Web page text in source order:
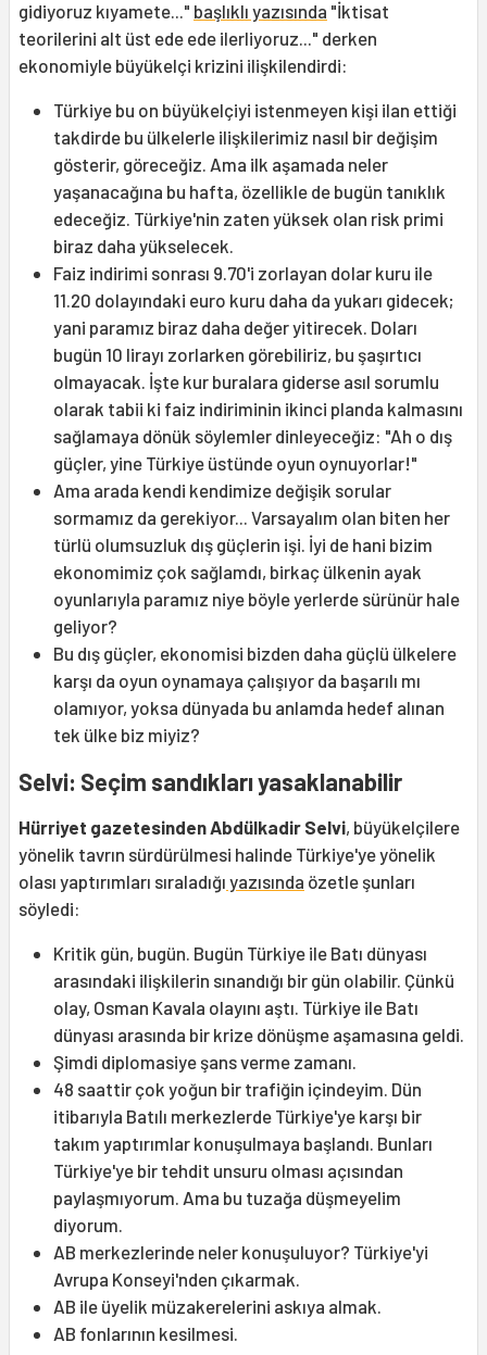
gidiyoruz kıyamete..." başlıklı yazısında "İktisat
teorilerini alt üst ede ede ilerliyoruz..." derken
ekonomiyle büyükelçi krizini ilişkilendirdi:
Türkiye bu on büyükelçiyi istenmeyen kişi ilan ettiği
takdirde bu ülkelerle ilişkilerimiz nasıl bir değişim
gösterir, göreceğiz. Ama ilk aşamada neler
yaşanacağına bu hafta, özellikle de bugün tanıklık
edeceğiz. Türkiye'nin zaten yüksek olan risk primi
biraz daha yükselecek.
Faiz indirimi sonrası 9.70'i zorlayan dolar kuru ile
11.20 dolayındaki euro kuru daha da yukarı gidecek;
yani paramız biraz daha değer yitirecek. Doları
bugün 10 lirayı zorlarken görebiliriz, bu şaşırtıcı
olmayacak. İşte kur buralara giderse asıl sorumlu
olarak tabii ki faiz indiriminin ikinci planda kalmasını
sağlamaya dönük söylemler dinleyeceğiz: "Ah o dış
güçler, yine Türkiye üstünde oyun oynuyorlar!"
Ama arada kendi kendimize değişik sorular
sormamız da gerekiyor... Varsayalım olan biten her
türlü olumsuzluk dış güçlerin işi. İyi de hani bizim
ekonomimiz çok sağlamdı, birkaç ülkenin ayak
oyunlarıyla paramız niye böyle yerlerde sürünür hale
geliyor?
Bu dış güçler, ekonomisi bizden daha güçlü ülkelere
karşı da oyun oynamaya çalışıyor da başarılı mı
olamıyor, yoksa dünyada bu anlamda hedef alınan
tek ülke biz miyiz?
Selvi: Seçim sandıkları yasaklanabilir
Hürriyet gazetesinden Abdülkadir Selvi, büyükelçilere
yönelik tavrın sürdürülmesi halinde Türkiye'ye yönelik
olası yaptırımları sıraladığı yazısında özetle şunları
söyledi:
Kritik gün, bugün. Bugün Türkiye ile Batı dünyası
arasındaki ilişkilerin sınandığı bir gün olabilir. Çünkü
olay, Osman Kavala olayını aştı. Türkiye ile Batı
dünyası arasında bir krize dönüşme aşamasına geldi.
Şimdi diplomasiye şans verme zamanı.
48 saattir çok yoğun bir trafiğin içindeyim. Dün
itibarıyla Batılı merkezlerde Türkiye'ye karşı bir
takım yaptırımlar konuşulmaya başlandı. Bunları
Türkiye'ye bir tehdit unsuru olması açısından
paylaşmıyorum. Ama bu tuzağa düşmeyelim
diyorum.
AB merkezlerinde neler konuşuluyor? Türkiye'yi
Avrupa Konseyi'nden çıkarmak.
AB ile üyelik müzakerelerini askıya almak.
AB fonlarının kesilmesi.